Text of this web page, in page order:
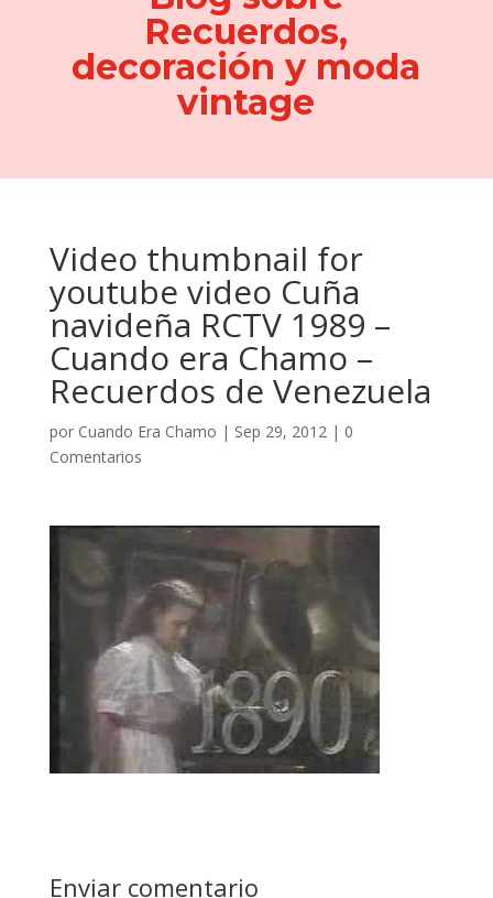
Recuerdos,
decoración y moda
vintage
Video thumbnail for
youtube video Cuña
navideña RCTV 1989 –
Cuando era Chamo –
Recuerdos de Venezuela
por Cuando Era Chamo | Sep 29, 2012| 0
Comentarios
Enviar comentario